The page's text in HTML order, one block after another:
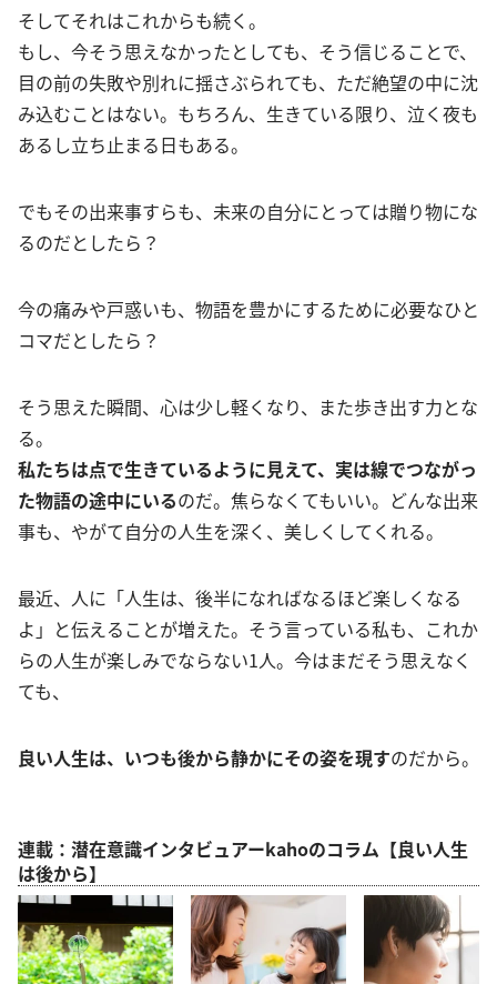
そしてそれはこれからも続く。
もし、今そう思えなかったとしても、そう信じることで、
目の前の失敗や別れに揺さぶられても、ただ絶望の中に沈
み込むことはない。もちろん、生きている限り、泣く夜も
あるし立ち止まる日もある。
でもその出来事すらも、未来の自分にとっては贈り物にな
るのだとしたら？
今の痛みや戸惑いも、物語を豊かにするために必要なひと
コマだとしたら？
そう思えた瞬間、心は少し軽くなり、また歩き出す力とな
る。
私たちは点で生きているように見えて、実は線でつながっ
た物語の途中にいるのだ。焦らなくてもいい。どんな出来
事も、やがて自分の人生を深く、美しくしてくれる。
最近、人に「人生は、後半になればなるほど楽しくなる
よ」と伝えることが増えた。そう言っている私も、これか
らの人生が楽しみでならない1人。今はまだそう思えなく
ても、
良い人生は、いつも後から静かにその姿を現すのだから。
連載：潜在意識インタビュアーkahoのコラム【良い人生
は後から】